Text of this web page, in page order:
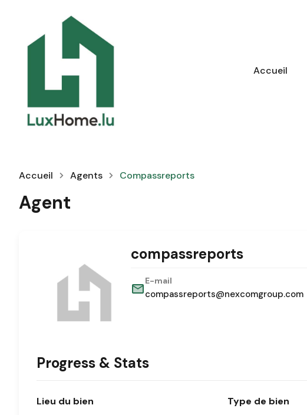
Accueil
Accueil Agents Compassreports
Agent
compassreports
E-mail
compassreports@nexcomgroup.com
Progress & Stats
Lieu du bien Type de bien